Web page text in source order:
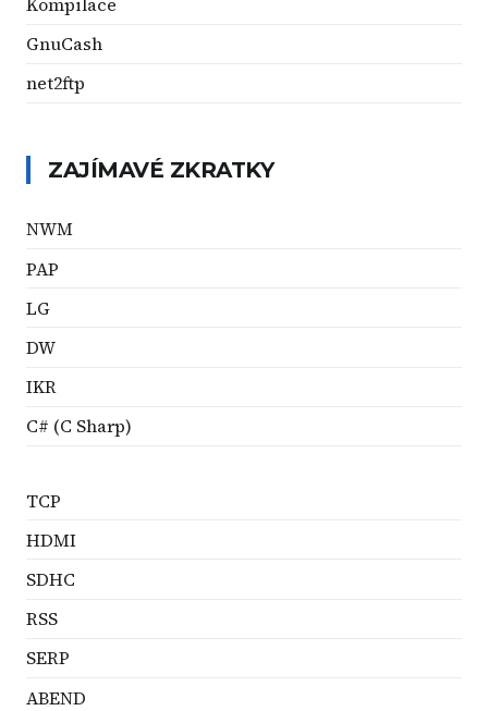
GnuCash
net2ftp
ZAJÍMAVÉ ZKRATKY
NWM
PAP
LG
DW
IKR
C# (C Sharp)
TCP
HDMI
SDHC
RSS
SERP
ABEND